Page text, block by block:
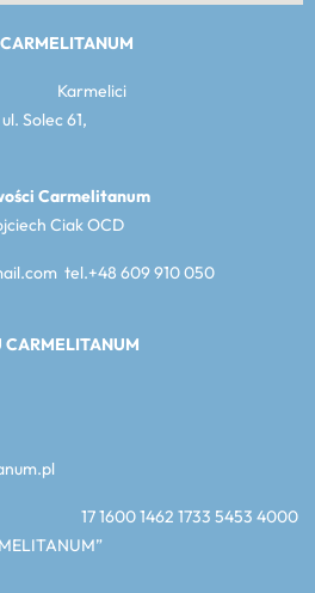
Karmelici
Solec 61,
Carmelitanum
OCD
tel.+48 609 910 050
CARMELITANUM
17 1600 1462 1733 5453 4000